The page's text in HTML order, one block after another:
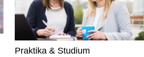
Praktika & Studium